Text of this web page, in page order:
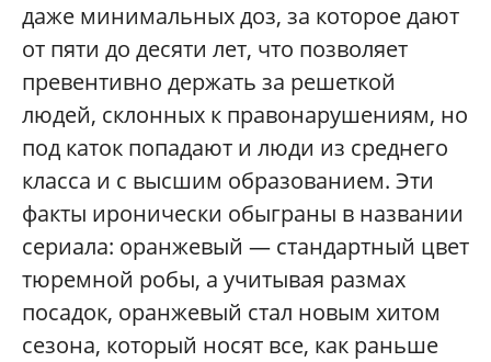
даже минимальных доз, за которое дают
от пяти до десяти лет, что позволяет
превентивно держать за решеткой
людей, склонных к правонарушениям, но
под каток попадают и люди из среднего
класса и с высшим образованием. Эти
факты иронически обыграны в названии
сериала: оранжевый — стандартный цвет
тюремной робы, а учитывая размах
посадок, оранжевый стал новым хитом
сезона, который носят все, как раньше